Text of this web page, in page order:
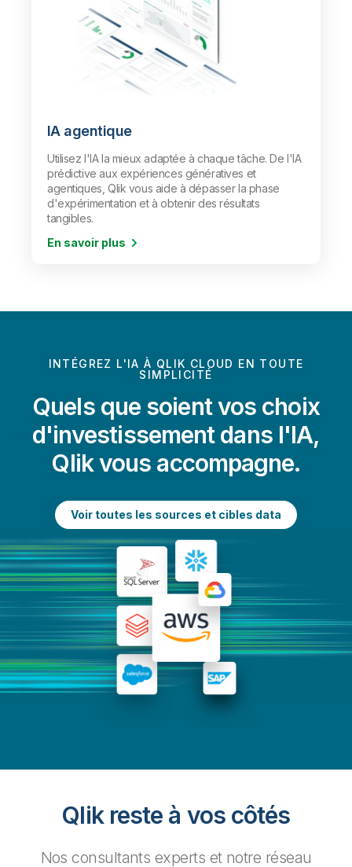
IA agentique
Utilisez l'IA la mieux adaptée à chaque tâche. De l'IA
prédictive aux expériences génératives et
agentiques, Qlik vous aide à dépasser la phase
d'expérimentation et à obtenir des résultats
tangibles.
En savoir plus
INTÉGREZ L'IA À QLIK CLOUD EN TOUTE
SIMPLICITÉ
Quels que soient vos choix
d'investissement dans l'IA,
Qlik vous accompagne.
Voir toutes les sources et cibles data
Qlik reste à vos côtés
Nos consultants experts et notre réseau